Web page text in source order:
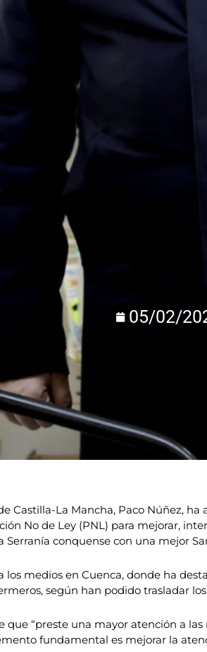
05/02/
Castilla-La Mancha, Paco Núñez,
No de Ley (PNL) para mejorar,
conquense con una mejor
los medios en Cuenca, donde ha
según han podido trasladar
“preste una mayor atención a
fundamental es mejorar la